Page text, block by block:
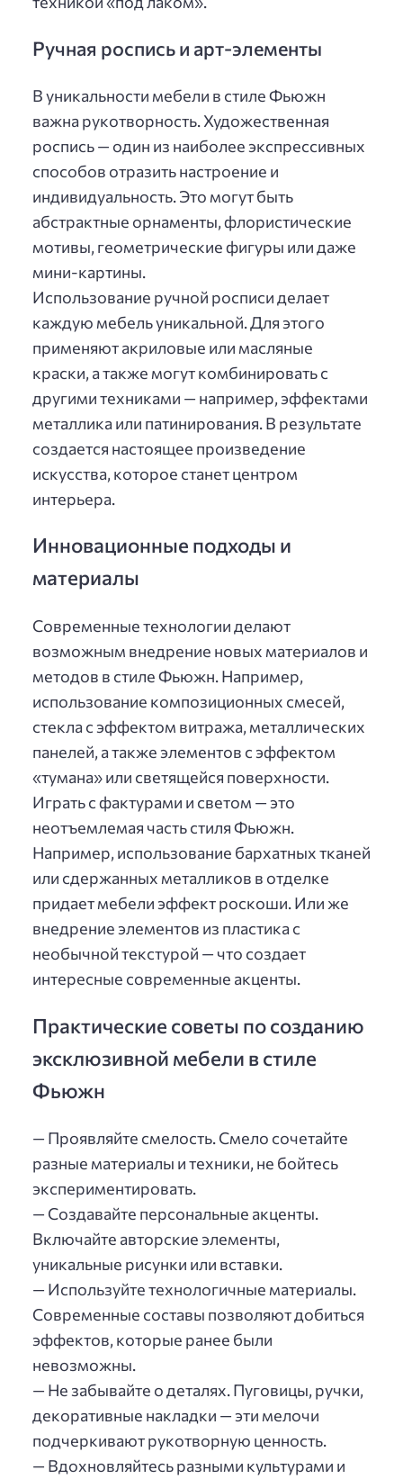
Ручная роспись и арт-элементы
В уникальности мебели в стиле Фьюжн
важна рукотворность. Художественная
роспись — один из наиболее экспрессивных
способов отразить настроение и
индивидуальность. Это могут быть
абстрактные орнаменты, флористические
мотивы, геометрические фигуры или даже
мини-картины.
Использование ручной росписи делает
каждую мебель уникальной. Для этого
применяют акриловые или масляные
краски, а также могут комбинировать с
другими техниками — например, эффектами
металлика или патинирования. В результате
создается настоящее произведение
искусства, которое станет центром
интерьера.
Инновационные подходы и
материалы
Современные технологии делают
возможным внедрение новых материалов и
методов в стиле Фьюжн. Например,
использование композиционных смесей,
стекла с эффектом витража, металлических
панелей, а также элементов с эффектом
«тумана» или светящейся поверхности.
Играть с фактурами и светом — это
неотъемлемая часть стиля Фьюжн.
Например, использование бархатных тканей
или сдержанных металликов в отделке
придает мебели эффект роскоши. Или же
внедрение элементов из пластика с
необычной текстурой — что создает
интересные современные акценты.
Практические советы по созданию
эксклюзивной мебели в стиле
Фьюжн
— Проявляйте смелость. Смело сочетайте
разные материалы и техники, не бойтесь
экспериментировать.
— Создавайте персональные акценты.
Включайте авторские элементы,
уникальные рисунки или вставки.
— Используйте технологичные материалы.
Современные составы позволяют добиться
эффектов, которые ранее были
невозможны.
— Не забывайте о деталях. Пуговицы, ручки,
декоративные накладки — эти мелочи
подчеркивают рукотворную ценность.
— Вдохновляйтесь разными культурами и